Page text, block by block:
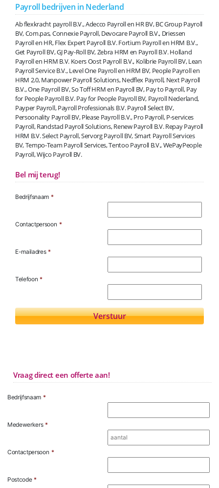
Payroll bedrijven in Nederland
Ab flexkracht payroll B.V., Adecco Payroll en HR BV, BC Group Payroll
BV, Com.pas, Connexie Payroll, Devocare Payroll B.V., Driessen
Payroll en HR, Flex Expert Payroll B.V. Fortium Payroll en HRM B.V.,
Get Payroll BV, GJ Pay-Roll BV, Zebra HRM en Payroll B.V. Holland
Payroll en HRM B.V. Koers Oost Payroll B.V., Kolibrie Payroll BV, Lean
Payroll Service B.V., Level One Payroll en HRM BV, People Payroll en
HRM 2.0, Manpower Payroll Solutions, Nedflex Payroll, Next Payroll
B.V., One Payroll BV, So Toff HRM en Payroll BV, Pay to Payroll, Pay
for People Payroll B.V. Pay for People Payroll BV, Payroll Nederland,
Payper Payroll, Payroll Professionals B.V. Payroll Select BV,
Persoonality Payroll BV, Please Payroll B.V., Pro Payroll, P-services
Payroll, Randstad Payroll Solutions, Renew Payroll B.V. Repay Payroll
HRM B.V. Select Payroll, Servorg Payroll BV, Smart Payroll Services
BV, Tempo-Team Payroll Services, Tentoo Payroll B.V., WePayPeople
Payroll, Wijco Payroll BV.
Bel mij terug!
Bedrijfsnaam *
Contactpersoon *
E-mailadres *
Telefoon *
Vraag direct een offerte aan!
Bedrijfsnaam *
Medewerkers *
Contactpersoon *
Postcode *